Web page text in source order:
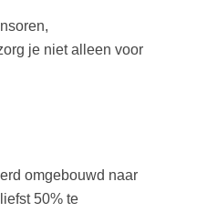
je niet alleen voor
omgebouwd naar
50% te